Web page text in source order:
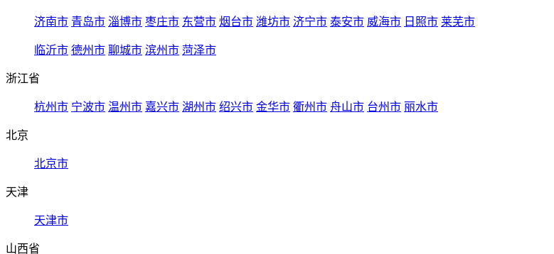
济南市 青岛市 淄博市 枣庄市 东营市 烟台市 潍坊市 济宁市 泰安市 威海市 日照市 莱芜市
临沂市 德州市 聊城市 滨州市 菏泽市
浙江省
杭州市 宁波市 温州市 嘉兴市 湖州市 绍兴市 金华市 衢州市 舟山市 台州市 丽水市
北京
北京市
天津
天津市
山西省